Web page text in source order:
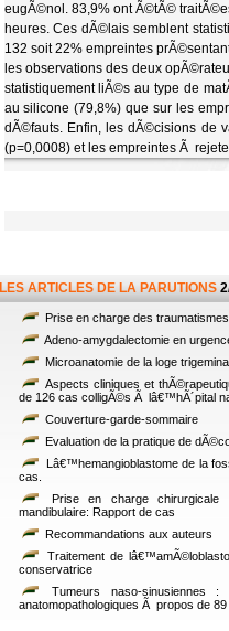
eugÃ©nol. 83,9% ont Ã©tÃ©
heures. Ces dÃ©lais semblent
132 soit 22% empreintes
les observations des deux
statistiquement liÃ©s au type de
au silicone (79,8%) que sur les
dÃ©fauts. Enfin, les dÃ©cisions de
(p=0,0008) et les empreintes Ã
LES ARTICLES DE LA PARUTIONS
Prise en charge des
Adeno-amygdalectomie en
Microanatomie de la loge
Aspects cliniques et
de 126 cas colligÃ©s Ã lâ€™hÃ´pital
Couverture-garde-sommaire
Evaluation de la pratique de
Lâ€™hemangioblastome de la
cas.
Prise en charge chirurgicale
mandibulaire: Rapport de cas
Recommandations aux auteurs
Traitement de
conservatrice
Tumeurs naso-sinusiennes :
anatomopathologiques Ã propos de